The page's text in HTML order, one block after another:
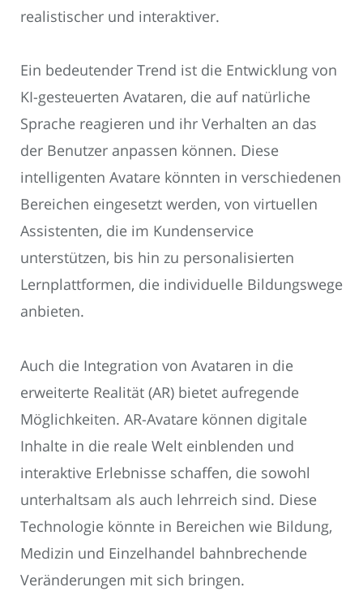
realistischer und interaktiver.
Ein bedeutender Trend ist die Entwicklung von
KI-gesteuerten Avataren, die auf natürliche
Sprache reagieren und ihr Verhalten an das
der Benutzer anpassen können. Diese
intelligenten Avatare könnten in verschiedenen
Bereichen eingesetzt werden, von virtuellen
Assistenten, die im Kundenservice
unterstützen, bis hin zu personalisierten
Lernplattformen, die individuelle Bildungswege
anbieten.
Auch die Integration von Avataren in die
erweiterte Realität (AR) bietet aufregende
Möglichkeiten. AR-Avatare können digitale
Inhalte in die reale Welt einblenden und
interaktive Erlebnisse schaffen, die sowohl
unterhaltsam als auch lehrreich sind. Diese
Technologie könnte in Bereichen wie Bildung,
Medizin und Einzelhandel bahnbrechende
Veränderungen mit sich bringen.